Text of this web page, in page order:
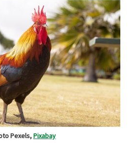
Pexels,Pixabay